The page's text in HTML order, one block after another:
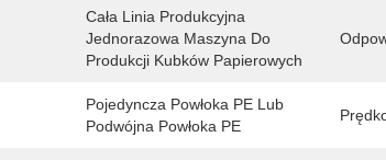
Cała Linia Produkcyjna
Jednorazowa Maszyna Do
Produkcji Kubków Papierowych
Pojedyncza Powłoka PE Lub
Podwójna Powłoka PE